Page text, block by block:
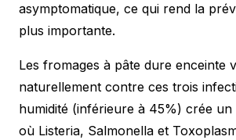
asymptomatique, ce qui rend la
plus importante.
Les fromages à pâte dure enceinte
naturellement contre ces trois
humidité (inférieure à 45%) crée
où Listeria, Salmonella et